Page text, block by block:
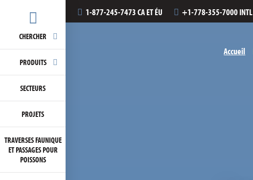
CHERCHER
PRODUITS
SECTEURS
PROJETS
TRAVERSES FAUNIQUE
ET PASSAGES POUR
POISSONS
1-877-245-7473 CA ET ÉU +1-778-355-7000 INTL
Accueil